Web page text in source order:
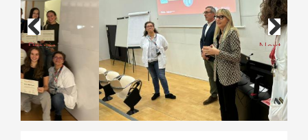
Previous Next